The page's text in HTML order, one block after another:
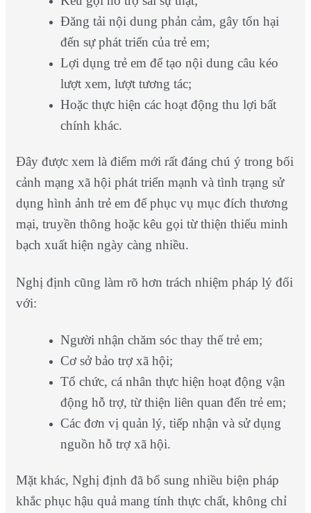
Đăng tải nội dung phản cảm, gây tổn hại
đến sự phát triển của trẻ em;
Lợi dụng trẻ em để tạo nội dung câu kéo
lượt xem, lượt tương tác;
Hoặc thực hiện các hoạt động thu lợi bất
chính khác.
Đây được xem là điểm mới rất đáng chú ý trong bối
cảnh mạng xã hội phát triển mạnh và tình trạng sử
dụng hình ảnh trẻ em để phục vụ mục đích thương
mại, truyền thông hoặc kêu gọi từ thiện thiếu minh
bạch xuất hiện ngày càng nhiều.
Nghị định cũng làm rõ hơn trách nhiệm pháp lý đối
với:
Người nhận chăm sóc thay thế trẻ em;
Cơ sở bảo trợ xã hội;
Tổ chức, cá nhân thực hiện hoạt động vận
động hỗ trợ, từ thiện liên quan đến trẻ em;
Các đơn vị quản lý, tiếp nhận và sử dụng
nguồn hỗ trợ xã hội.
Mặt khác, Nghị định đã bổ sung nhiều biện pháp
khắc phục hậu quả mang tính thực chất, không chỉ